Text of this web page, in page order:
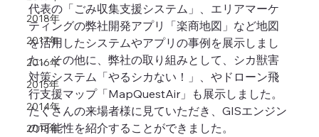
2018年
2017年
2016年
2015年
2014年
2013年
代表の「ごみ収集支援システム」、エリアマーケ
ティングの弊社開発アプリ「楽商地図」など地図
を活用したシステムやアプリの事例を展示しまし
た。その他に、弊社の取り組みとして、シカ獣害
対策システム「やるシカない！」、やドローン飛
行支援マップ「MapQuestAir」も展示しました。
たくさんの来場者様に見ていただき、GISエンジン
の可能性を紹介することができました。